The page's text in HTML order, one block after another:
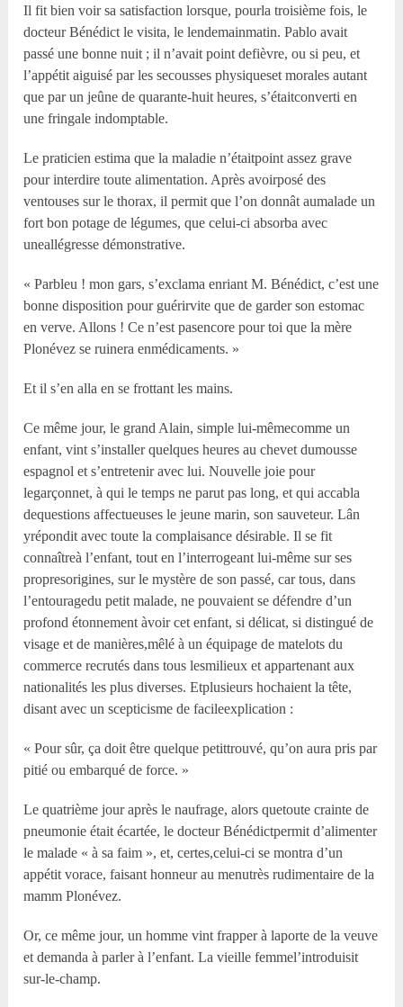
Il fit bien voir sa satisfaction lorsque, pourla troisième fois, le
docteur Bénédict le visita, le lendemainmatin. Pablo avait
passé une bonne nuit ; il n’avait point defièvre, ou si peu, et
l’appétit aiguisé par les secousses physiqueset morales autant
que par un jeûne de quarante-huit heures, s’étaitconverti en
une fringale indomptable.
Le praticien estima que la maladie n’étaitpoint assez grave
pour interdire toute alimentation. Après avoirposé des
ventouses sur le thorax, il permit que l’on donnât aumalade un
fort bon potage de légumes, que celui-ci absorba avec
uneallégresse démonstrative.
« Parbleu ! mon gars, s’exclama enriant M. Bénédict, c’est une
bonne disposition pour guérirvite que de garder son estomac
en verve. Allons ! Ce n’est pasencore pour toi que la mère
Plonévez se ruinera enmédicaments. »
Et il s’en alla en se frottant les mains.
Ce même jour, le grand Alain, simple lui-mêmecomme un
enfant, vint s’installer quelques heures au chevet dumousse
espagnol et s’entretenir avec lui. Nouvelle joie pour
legarçonnet, à qui le temps ne parut pas long, et qui accabla
dequestions affectueuses le jeune marin, son sauveteur. Lân
yrépondit avec toute la complaisance désirable. Il se fit
connaîtreà l’enfant, tout en l’interrogeant lui-même sur ses
propresorigines, sur le mystère de son passé, car tous, dans
l’entouragedu petit malade, ne pouvaient se défendre d’un
profond étonnement àvoir cet enfant, si délicat, si distingué de
visage et de manières,mêlé à un équipage de matelots du
commerce recrutés dans tous lesmilieux et appartenant aux
nationalités les plus diverses. Etplusieurs hochaient la tête,
disant avec un scepticisme de facileexplication :
« Pour sûr, ça doit être quelque petittrouvé, qu’on aura pris par
pitié ou embarqué de force. »
Le quatrième jour après le naufrage, alors quetoute crainte de
pneumonie était écartée, le docteur Bénédictpermit d’alimenter
le malade « à sa faim », et, certes,celui-ci se montra d’un
appétit vorace, faisant honneur au menutrès rudimentaire de la
mamm Plonévez.
Or, ce même jour, un homme vint frapper à laporte de la veuve
et demanda à parler à l’enfant. La vieille femmel’introduisit
sur-le-champ.